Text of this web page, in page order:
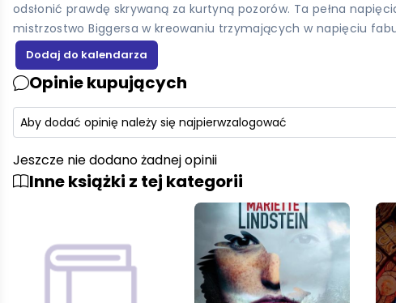
odsłonić prawdę skrywaną za kurtyną pozorów. Ta pełna
mistrzostwo Biggersa w kreowaniu trzymających w napięciu
Opinie kupujących
Aby dodać opinię należy się najpierwzalogować
Jeszcze nie dodano żadnej opinii
Inne książki z tej kategorii